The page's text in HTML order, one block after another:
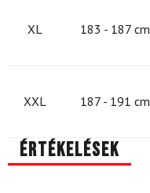
XL 183 - 187 cm
XXL 187 - 191 cm
Értékelések